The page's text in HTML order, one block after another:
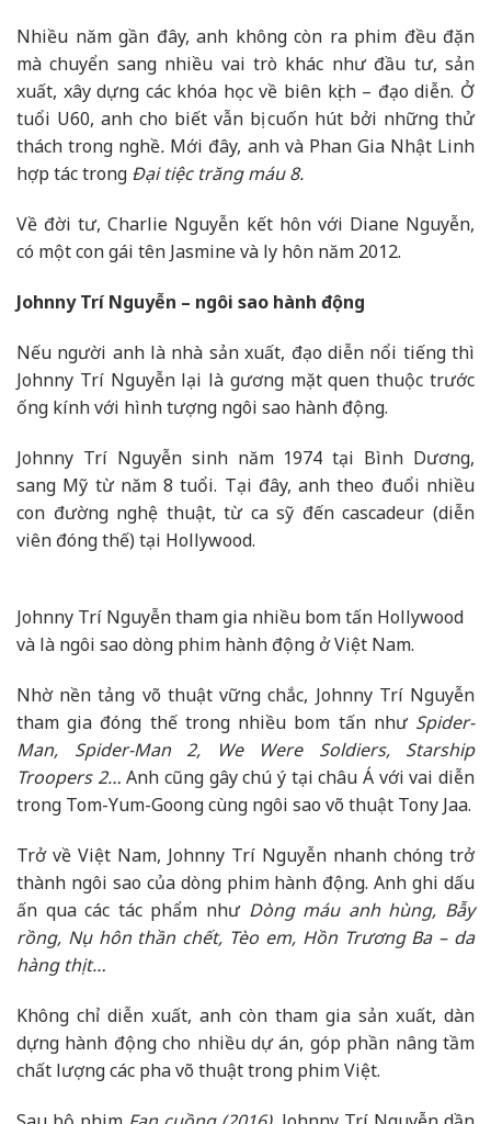
Nhiều năm gần đây, anh không còn ra phim đều đặn
mà chuyển sang nhiều vai trò khác như đầu tư, sản
xuất, xây dựng các khóa học về biên kịch – đạo diễn. Ở
tuổi U60, anh cho biết vẫn bị cuốn hút bởi những thử
thách trong nghề. Mới đây, anh và Phan Gia Nhật Linh
hợp tác trong Đại tiệc trăng máu 8.
Về đời tư, Charlie Nguyễn kết hôn với Diane Nguyễn,
có một con gái tên Jasmine và ly hôn năm 2012.
Johnny Trí Nguyễn – ngôi sao hành động
Nếu người anh là nhà sản xuất, đạo diễn nổi tiếng thì
Johnny Trí Nguyễn lại là gương mặt quen thuộc trước
ống kính với hình tượng ngôi sao hành động.
Johnny Trí Nguyễn sinh năm 1974 tại Bình Dương,
sang Mỹ từ năm 8 tuổi. Tại đây, anh theo đuổi nhiều
con đường nghệ thuật, từ ca sỹ đến cascadeur (diễn
viên đóng thế) tại Hollywood.
Johnny Trí Nguyễn tham gia nhiều bom tấn Hollywood
và là ngôi sao dòng phim hành động ở Việt Nam.
Nhờ nền tảng võ thuật vững chắc, Johnny Trí Nguyễn
tham gia đóng thế trong nhiều bom tấn như Spider-
Man, Spider-Man 2, We Were Soldiers, Starship
Troopers 2… Anh cũng gây chú ý tại châu Á với vai diễn
trong Tom-Yum-Goong cùng ngôi sao võ thuật Tony Jaa.
Trở về Việt Nam, Johnny Trí Nguyễn nhanh chóng trở
thành ngôi sao của dòng phim hành động. Anh ghi dấu
ấn qua các tác phẩm như Dòng máu anh hùng, Bẫy
rồng, Nụ hôn thần chết, Tèo em, Hồn Trương Ba – da
hàng thịt…
Không chỉ diễn xuất, anh còn tham gia sản xuất, dàn
dựng hành động cho nhiều dự án, góp phần nâng tầm
chất lượng các pha võ thuật trong phim Việt.